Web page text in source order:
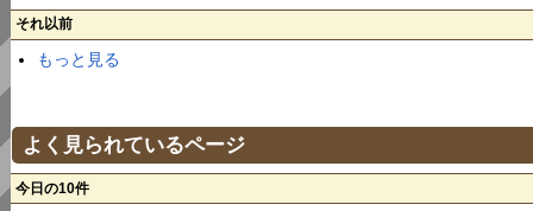
それ以前
もっと見る
よく見られているページ
今日の10件